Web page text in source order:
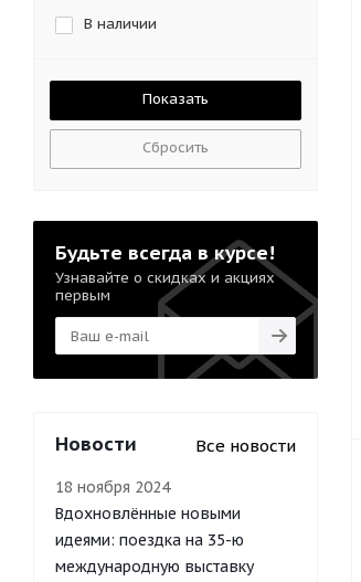
В наличии
Сбросить
Будьте всегда в курсе!
Узнавайте о скидках и акциях
первым
Новости Все новости
18 ноября 2024
Вдохновлённые новыми
идеями: поездка на 35-ю
международную выставку